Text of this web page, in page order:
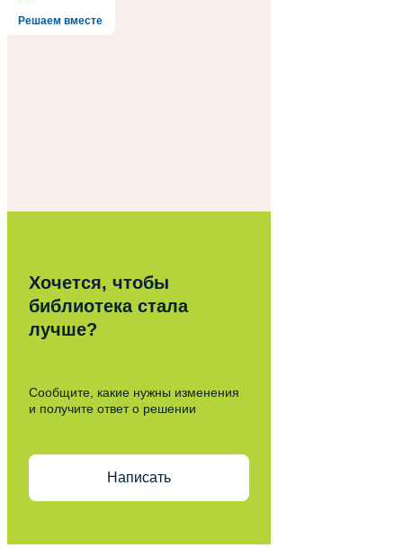
Решаем вместе
Хочется, чтобы
библиотека стала
лучше?
Сообщите, какие нужны изменения
и получите ответ о решении
Написать